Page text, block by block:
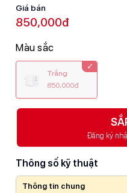
Giá bán
850,000đ
Màu sắc
Trắng
850,000đ
Đăng ký
Thông số kỹ thuật
Thông tin chung